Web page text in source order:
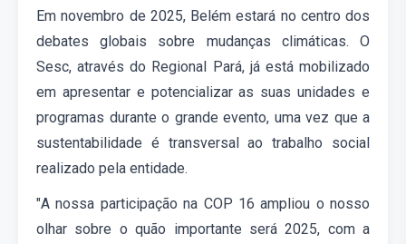
Em novembro de 2025, Belém estará no centro dos
debates globais sobre mudanças climáticas. O
Sesc, através do Regional Pará, já está mobilizado
em apresentar e potencializar as suasunidades e
programas durante o grande evento, uma vez que a
sustentabilidade é transversal ao trabalho social
realizado pela entidade.
"A nossa participação na COP 16 ampliou o nosso
olhar sobre o quão importante será 2025, com a